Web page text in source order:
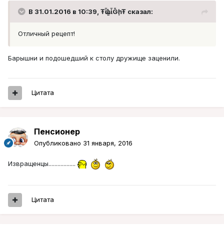
В 31.01.2016 в 10:39, ŦᾡἷḶἷḠḩŦ сказал:
Отличный рецепт!
Барышни и подошедший к столу дружище заценили.
Цитата
Пенсионер
Опубликовано 31 января, 2016
Извращенцы..................
Цитата